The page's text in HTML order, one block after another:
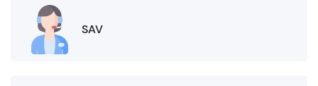
SAV